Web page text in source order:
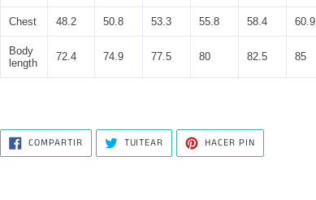
Chest 48.2 50.8 53.3 55.8 58.4 60.9
Body
length
72.4 74.9 77.5 80 82.5 85
COMPARTIRCOMPARTIR
EN
FACEBOOK
TUITEAR TUITEAR
TWITTER
HACER PINPINEAR
EN
PINTEREST